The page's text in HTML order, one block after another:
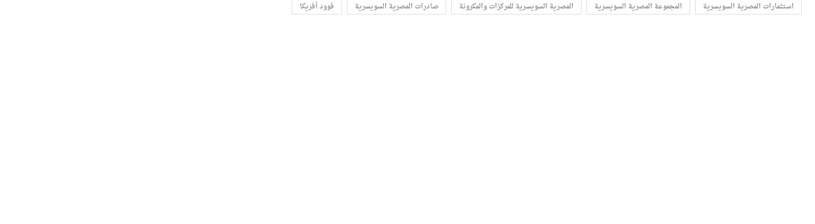
استثمارات المصرية السويسرية المجموعة المصرية السويسرية المصرية السويسرية للمركزات والمكرونة صادرات المصرية السويسرية فوود أفريكا